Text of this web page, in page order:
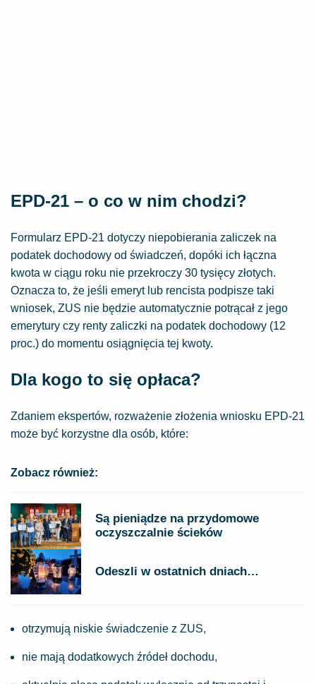
EPD-21 – o co w nim chodzi?
Formularz EPD-21 dotyczy niepobierania zaliczek na
podatek dochodowy od świadczeń, dopóki ich łączna
kwota w ciągu roku nie przekroczy 30 tysięcy złotych.
Oznacza to, że jeśli emeryt lub rencista podpisze taki
wniosek, ZUS nie będzie automatycznie potrącał z jego
emerytury czy renty zaliczki na podatek dochodowy (12
proc.) do momentu osiągnięcia tej kwoty.
Dla kogo to się opłaca?
Zdaniem ekspertów, rozważenie złożenia wniosku EPD-21
może być korzystne dla osób, które:
Zobacz również:
Są pieniądze na przydomowe
oczyszczalnie ścieków
Odeszli w ostatnich dniach…
otrzymują niskie świadczenie z ZUS,
nie mają dodatkowych źródeł dochodu,